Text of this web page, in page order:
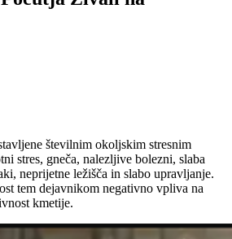
številnim okoljskim stresnim
stres, gneča, nalezljive bolezni, slaba
neprijetne ležišča in slabo upravljanje.
tem dejavnikom negativno vpliva na
kmetije.